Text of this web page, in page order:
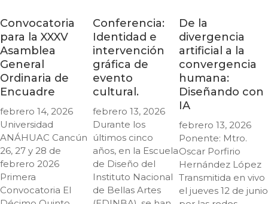
Convocatoria
para la XXXV
Asamblea
General
Ordinaria de
Encuadre
febrero 14, 2026
Universidad
ANÁHUAC Cancún
26, 27 y 28 de
febrero 2026
Primera
Convocatoria El
Conferencia:
Identidad e
intervención
gráfica de
evento
cultural.
febrero 13, 2026
Durante los
últimos cinco
años, en la Escuela
de Diseño del
Instituto Nacional
de Bellas Artes
De la
divergencia
artificial a la
convergencia
humana:
Diseñando con
IA
febrero 13, 2026
Ponente: Mtro.
Oscar Porfirio
Hernández López
Transmitida en vivo
el jueves 12 de junio